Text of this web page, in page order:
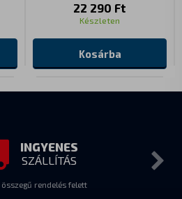
22 290 Ft
Készleten
Kosárba
INGYENES
SZÁLLÍTÁS
összegű rendelés felett